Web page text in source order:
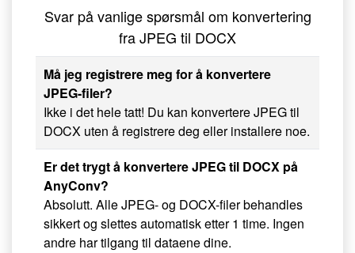
Svar på vanlige spørsmål om konvertering
fra JPEG til DOCX
Må jeg registrere meg for å konvertere
JPEG-filer?
Ikke i det hele tatt! Du kan konvertere JPEG til
DOCX uten å registrere deg eller installere noe.
Er det trygt å konvertere JPEG til DOCX på
AnyConv?
Absolutt. Alle JPEG- og DOCX-filer behandles
sikkert og slettes automatisk etter 1 time. Ingen
andre har tilgang til dataene dine.